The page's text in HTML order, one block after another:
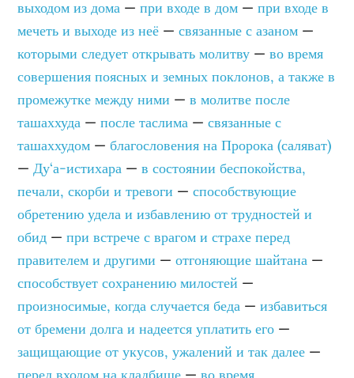
выходом из дома —при входе в дом —при входе в
мечеть и выходе из неё —связанные с азаном —
которыми следует открывать молитву —во время
совершения поясных и земных поклонов, а также в
промежутке между ними —в молитве после
ташаххуда —после таслима —связанные с
ташаххудом —благословения на Пророка (саляват)
—Ду‘а-истихара —в состоянии беспокойства,
печали, скорби и тревоги —способствующие
обретению удела и избавлению от трудностей и
обид —при встрече с врагом и страхе перед
правителем и другими —отгоняющие шайтана —
способствует сохранению милостей —
произносимые, когда случается беда —избавиться
от бремени долга и надеется уплатить его —
защищающие от укусов, ужалений и так далее —